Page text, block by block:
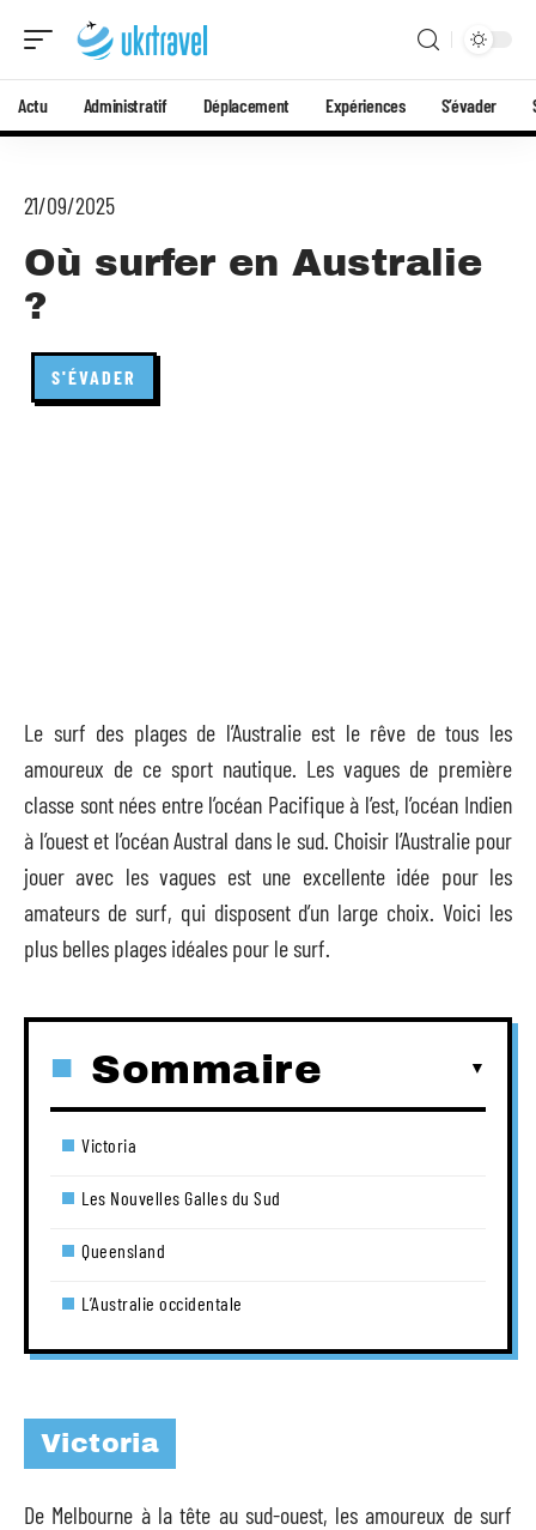
Actu Administratif Déplacement Expériences S’évader
21/09/2025
Où surfer en Australie
?
S'ÉVADER
Le surf des plages de l’Australie est le rêve de tous les
amoureux de ce sport nautique. Les vagues de première
classe sont nées entre l’océan Pacifique à l’est, l’océan Indien
à l’ouest et l’océan Austral dans le sud. Choisir l’Australie pour
jouer avec les vagues est une excellente idée pour les
amateurs de surf, qui disposent d’un large choix. Voici les
plus belles plages idéales pour le surf.
Sommaire
Victoria
Les Nouvelles Galles du Sud
Queensland
L’Australie occidentale
Victoria
De Melbourne à la tête au sud-ouest, les amoureux de surf